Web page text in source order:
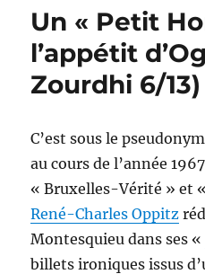
Un « Petit
l’appétit
Zourdhi 6/13)
C’est sous le
au cours de l’année
« Bruxelles-Vérité » et
René-Charles Oppitz
Montesquieu dans ses «
billets ironiques issus